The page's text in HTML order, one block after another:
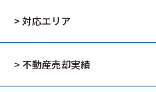
> 対応エリア
> 不動産売却実績